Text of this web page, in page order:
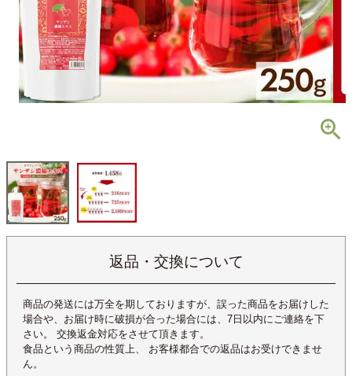
返品・交換について
商品の発送には万全を期しておりますが、誤った商品をお届けした
場合や、お届け時に破損が合った場合には、7日以内にご連絡を下
さい。 交換返金対応をさせて頂きます。
食品という商品の性質上、 お客様都合での返品はお受けできませ
ん。